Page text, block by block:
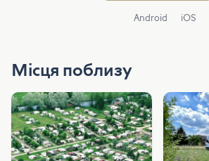
Android iOS
Місця поблизу